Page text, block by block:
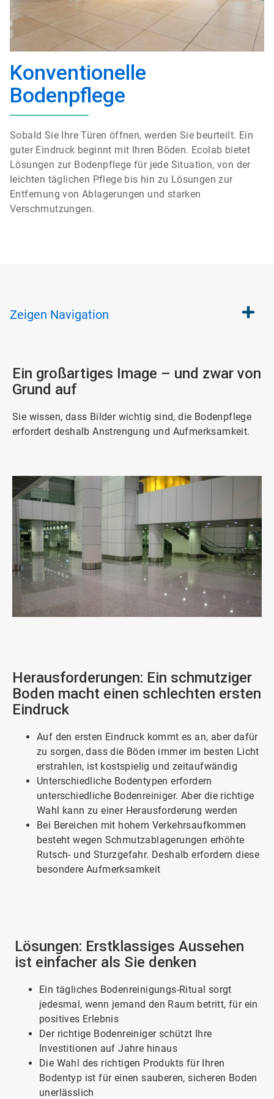
Konventionelle
Bodenpflege
Sobald Sie Ihre Türen öffnen, werden Sie beurteilt. Ein
guter Eindruck beginnt mit Ihren Böden. Ecolab bietet
Lösungen zur Bodenpflege für jede Situation, von der
leichten täglichen Pflege bis hin zu Lösungen zur
Entfernung von Ablagerungen und starken
Verschmutzungen.
Zeigen Navigation
Ein großartiges Image – und zwar von
Grund auf
Sie wissen, dass Bilder wichtig sind, die Bodenpflege
erfordert deshalb Anstrengung und Aufmerksamkeit.
Herausforderungen: Ein schmutziger
Boden macht einen schlechten ersten
Eindruck
Auf den ersten Eindruck kommt es an, aber dafür
zu sorgen, dass die Böden immer im besten Licht
erstrahlen, ist kostspielig und zeitaufwändig
Unterschiedliche Bodentypen erfordern
unterschiedliche Bodenreiniger. Aber die richtige
Wahl kann zu einer Herausforderung werden
Bei Bereichen mit hohem Verkehrsaufkommen
besteht wegen Schmutzablagerungen erhöhte
Rutsch- und Sturzgefahr. Deshalb erfordern diese
besondere Aufmerksamkeit
Lösungen: Erstklassiges Aussehen
ist einfacher als Sie denken
Ein tägliches Bodenreinigungs-Ritual sorgt
jedesmal, wenn jemand den Raum betritt, für ein
positives Erlebnis
Der richtige Bodenreiniger schützt Ihre
Investitionen auf Jahre hinaus
Die Wahl des richtigen Produkts für Ihren
Bodentyp ist für einen sauberen, sicheren Boden
unerlässlich